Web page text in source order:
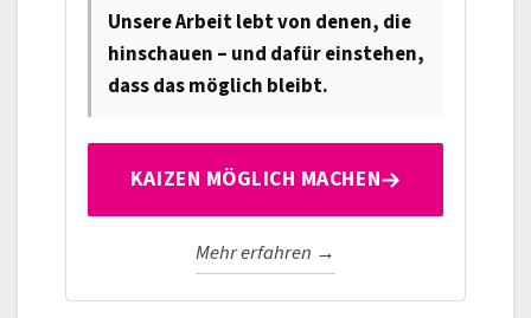
Unsere Arbeit lebt von denen, die
hinschauen – und dafür einstehen,
dass das möglich bleibt.
KAIZEN MÖGLICH MACHEN
Mehr erfahren →